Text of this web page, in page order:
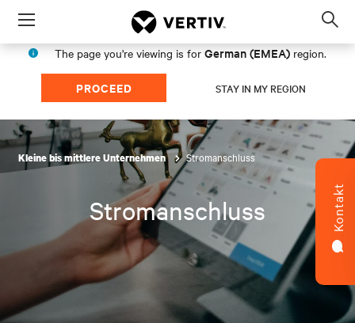
Menu
The page you're viewing is for German (EMEA) region.
PROCEED STAY IN MY REGION
Kleine bis mittlere Unternehmen Stromanschluss
Stromanschluss Kontakt